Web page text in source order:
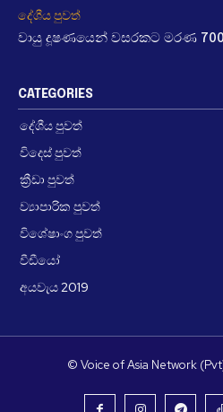
දේශීය පුවත්
වායු දූෂණයෙන් වසරකට මරණ
CATEGORIES
දේශීය පුවත්
විදෙස් පුවත්
ක්‍රීඩා පුවත්
ව්‍යාපාරික පුවත්
විශේෂාංග පුවත්
වීඩීයෝ
අයවැය 2019
© Voice of Asia Network